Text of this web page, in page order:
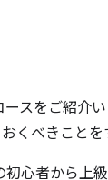
スをご紹介い
くべきことを
心者から上